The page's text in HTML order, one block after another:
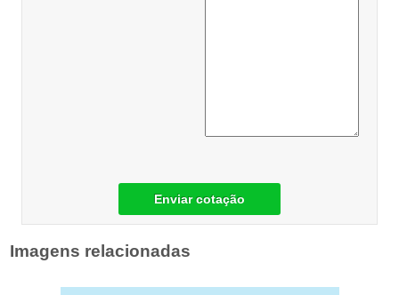
Enviar cotação
Imagens relacionadas